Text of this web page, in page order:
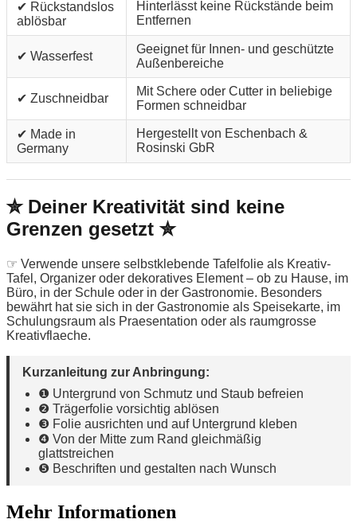
✔ Rückstandslos
ablösbar
Hinterlässt keine Rückstände beim
Entfernen
✔ Wasserfest
Geeignet für Innen- und geschützte
Außenbereiche
✔ Zuschneidbar
Mit Schere oder Cutter in beliebige
Formen schneidbar
✔ Made in
Germany
Hergestellt von Eschenbach &
Rosinski GbR
✮ Deiner Kreativität sind keine
Grenzen gesetzt ✮
☞ Verwende unsere selbstklebende Tafelfolie als Kreativ-
Tafel, Organizer oder dekoratives Element – ob zu Hause, im
Büro, in der Schule oder in der Gastronomie. Besonders
bewährt hat sie sich in der Gastronomie als Speisekarte, im
Schulungsraum als Praesentation oder als raumgrosse
Kreativflaeche.
Kurzanleitung zur Anbringung:
❶ Untergrund von Schmutz und Staub befreien
❷ Trägerfolie vorsichtig ablösen
❸ Folie ausrichten und auf Untergrund kleben
❹ Von der Mitte zum Rand gleichmäßig
glattstreichen
❺ Beschriften und gestalten nach Wunsch
Mehr Informationen